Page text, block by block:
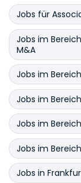
Jobs für
Jobs im
M&A
Jobs im
Jobs im
Jobs im
Jobs im
Jobs in